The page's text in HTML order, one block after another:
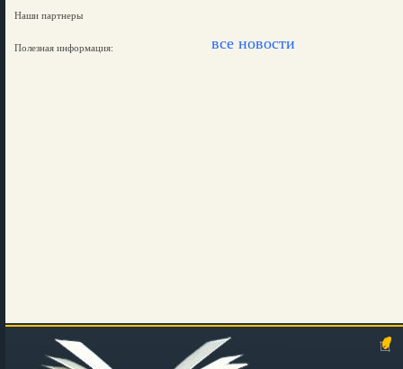
Наши партнеры
Полезная информация: все новости